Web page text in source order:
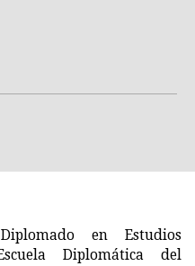
en Estudios
Diplomática del